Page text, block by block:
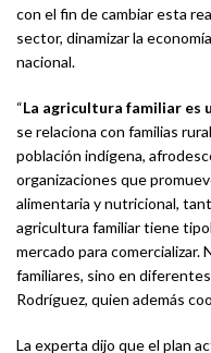
con el fin de cambiar esta
sector, dinamizar la
nacional.
“La agricultura familiar es
se relaciona con familias
población indígena,
organizaciones que
alimentaria y nutricional,
agricultura familiar tiene
mercado para comercializar.
familiares, sino en
Rodríguez, quien además
La experta dijo que el plan